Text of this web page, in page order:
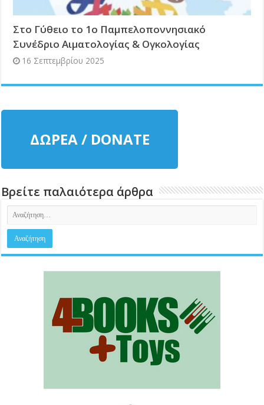
Στο Γύθειο το 1ο Παμπελοποννησιακό
Συνέδριο Αιματολογίας & Ογκολογίας
16 Σεπτεμβρίου 2025
ΔΩΡΕΑ / DONATE
Βρείτε παλαιότερα άρθρα